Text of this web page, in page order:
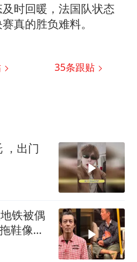
时回暖，法国队状态
真的胜负难料。
35条跟贴
，出门
铁被偶
鞋像流